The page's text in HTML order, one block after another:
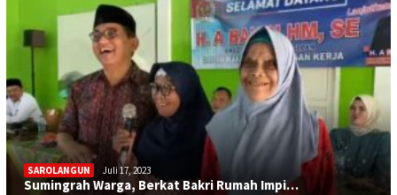
SAROLANGUN Juli 17, 2023
Sumingrah Warga, Berkat Bakri Rumah Impi…